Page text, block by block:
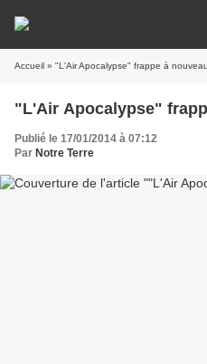
Accueil » "L'Air Apocalypse" frappe à
"L'Air Apocalypse"
Publié le 17/01/2014 à 07:12
Par Notre Terre